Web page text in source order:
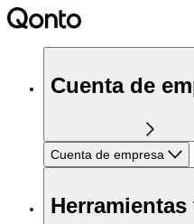
Cuenta de
Cuenta de empresa